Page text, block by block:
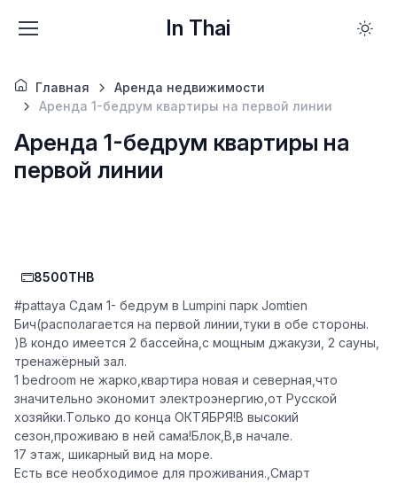
In Thai
Главная
Аренда недвижимости
Аренда 1-бедрум квартиры на первой линии
Аренда 1-бедрум квартиры на
первой линии
8500THB
#pattaya Сдам 1- бедрум в Lumpini парк Jomtien
Бич(располагается на первой линии,туки в обе стороны.
)В кондо имеется 2 бассейна,с мощным джакузи, 2 сауны,
тренажёрный зал.
1 bedroom не жарко,квартира новая и северная,что
значительно экономит электроэнергию,от Русской
хозяйки.Tолько до конца ОКТЯБРЯ!В высокий
сезон,проживаю в ней сама!Блок,В,в начале.
17 этаж, шикарный вид на море.
Есть все необходимое для проживания.,Смарт